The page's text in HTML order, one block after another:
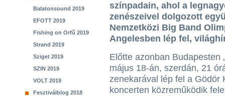
Balatonsound 2019
EFOTT 2019
Fishing on Orfű 2019
Strand 2019
Sziget 2019
SZIN 2019
VOLT 2019
Fesztiválblog 2018
színpadain, ahol a
zenészeivel dolgozott
Nemzetközi Big Band
Angelesben lép fel,
Előtte azonban Budapesten
május 18-án, szerdán, 21
zenekarával lép fel a Gödör
koncerten közreműködik